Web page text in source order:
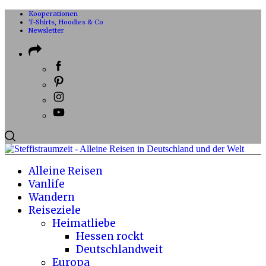
Kooperationen
T-Shirts, Hoodies & Co
Newsletter
Alleine Reisen
Vanlife
Wandern
Reiseziele
Heimatliebe
Hessen rockt
Deutschlandweit
Europa